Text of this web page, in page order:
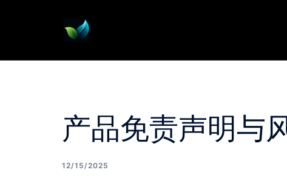
产品免责声明与
12/15/2025